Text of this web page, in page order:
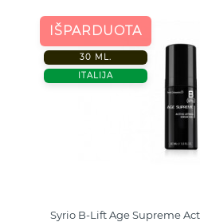
IŠPARDUOTA
30 ML.
ITALIJA
Syrio B-Lift Age Supreme